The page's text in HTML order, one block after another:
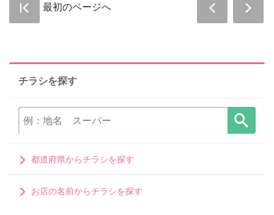
最初のページへ
チラシを探す
都道府県からチラシを探す
お店の名前からチラシを探す